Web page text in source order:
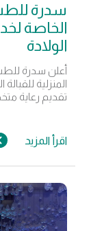
سدرة للطب
الخاصة
الولادة
أعلن سدرة
المنزلية
تقديم رعاية
اقرأ المزيد